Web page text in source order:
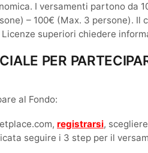
I versamenti partono da
– 100€ (Max. 3 persone). Il
superiori chiedere
PER
al Fondo:
registrarsi,
seguire i 3 step per il